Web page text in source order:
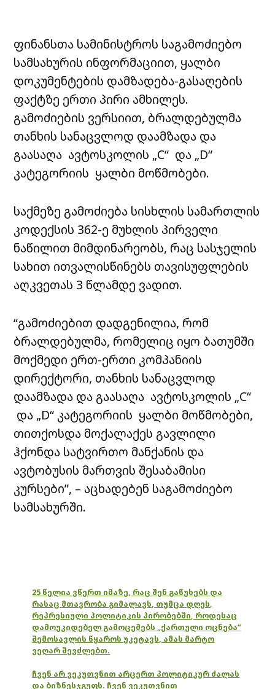
ფინანსთა სამინისტროს საგამოძიებო
სამსახურის ინფორმაციით, ყალბი
დოკუმენტების დამზადება-გასაღების
ფაქტზე ერთი პირი ამხილეს.
გამოძიების ვერსიით, ბრალდებულმა
თანხის სანაცვლოდ დაამზადა და
გაასაღა ავტოსკოლის „C“ და „D“
კატეგორიის ყალბი მოწმობები.
საქმეზე გამოძიება სისხლის სამართლის
კოდექსის 362-ე მუხლის პირველი
ნაწილით მიმდინარეობს, რაც სასჯელის
სახით ითვალისწინებს თავისუფლების
აღკვეთას 3 წლამდე ვადით.
“გამოძიებით დადგენილია, რომ
ბრალდებულმა, რომელიც იყო ბათუმში
მოქმედი ერთ-ერთი კომპანიის
დირექტორი, თანხის სანაცვლოდ
დაამზადა და გაასაღა ავტოსკოლის „C“
და „D“ კატეგორიის ყალბი მოწმობები,
თითქოსდა მოქალაქეს გავლილი
ჰქონდა სატვირთო მანქანის და
ავტობუსის მართვის შესაბამისი
კურსები”, – აცხადებენ საგამოძიებო
სამსახურში.
25 წელია ვწერთ იმაზე, რაც შენ გაწუხებს და
რასაც მთავრობა გიმალავს, თუმცა დღეს,
რეპრესიული პოლიტიკის პირობებში, როდესაც
დამოუკიდებელ გამოცემებს „ქართული ოცნება“
შემოსავლის წყაროს უკეტავს, ამას მარტო
ვეღარ შევძლებთ.
ჩვენ არ ვეკუთვნით არცერთ პოლიტიკურ ძალას
და ბიზნესჯგუფს. ჩვენ ვეკუთვნით